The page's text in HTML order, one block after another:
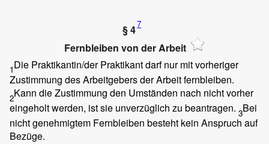
§ 47
Fernbleiben von der Arbeit
1Die Praktikantin/der Praktikant darf nur mit vorheriger
Zustimmung des Arbeitgebers der Arbeit fernbleiben.
2Kann die Zustimmung den Umständen nach nicht vorher
eingeholt werden, ist sie unverzüglich zu beantragen. 3Bei
nicht genehmigtem Fernbleiben besteht kein Anspruch auf
Bezüge.